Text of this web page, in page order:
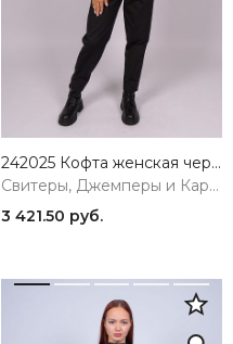
242025 Кофта женская черный MIRA MIA
Свитеры, Джемперы и Кардиганы
3 421.50 руб.